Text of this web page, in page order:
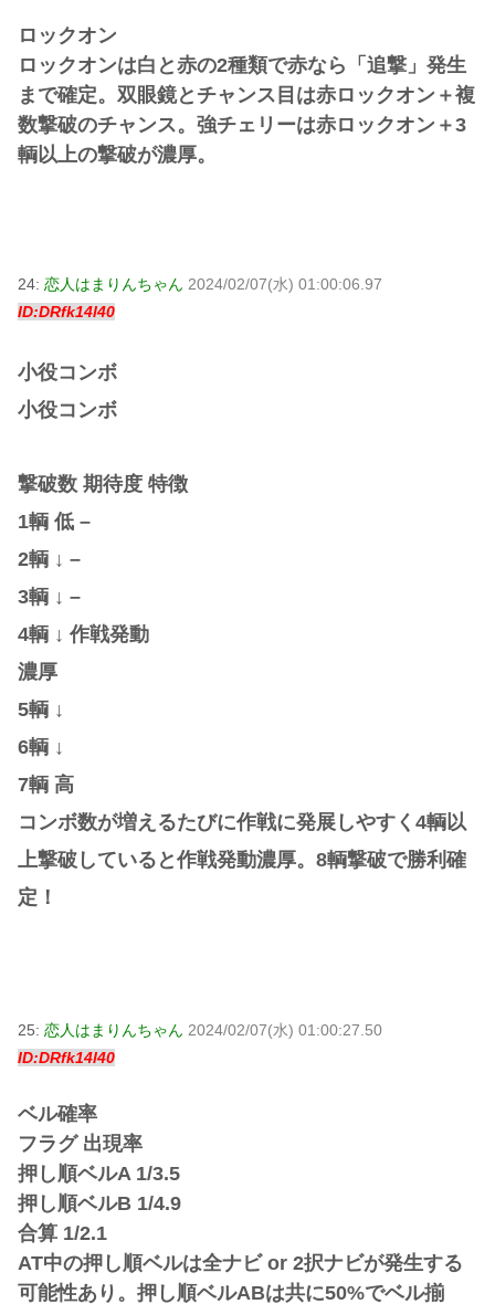
ロックオン
ロックオンは白と赤の2種類で赤なら「追撃」発生
まで確定。双眼鏡とチャンス目は赤ロックオン＋複
数撃破のチャンス。強チェリーは赤ロックオン＋3
輌以上の撃破が濃厚。
24: 恋人はまりんちゃん 2024/02/07(水) 01:00:06.97
ID:DRfk14l40
小役コンボ
小役コンボ
撃破数 期待度 特徴
1輌 低 –
2輌 ↓ –
3輌 ↓ –
4輌 ↓ 作戦発動
濃厚
5輌 ↓
6輌 ↓
7輌 高
コンボ数が増えるたびに作戦に発展しやすく4輌以
上撃破していると作戦発動濃厚。8輌撃破で勝利確
定！
25: 恋人はまりんちゃん 2024/02/07(水) 01:00:27.50
ID:DRfk14l40
ベル確率
フラグ 出現率
押し順ベルA 1/3.5
押し順ベルB 1/4.9
合算 1/2.1
AT中の押し順ベルは全ナビ or 2択ナビが発生する
可能性あり。押し順ベルABは共に50%でベル揃